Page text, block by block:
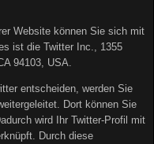
Website können Sie sich mit
ist die Twitter Inc., 1355
94103, USA.
entscheiden, werden Sie
Dort können Sie
wird Ihr Twitter-Profil mit
Durch diese